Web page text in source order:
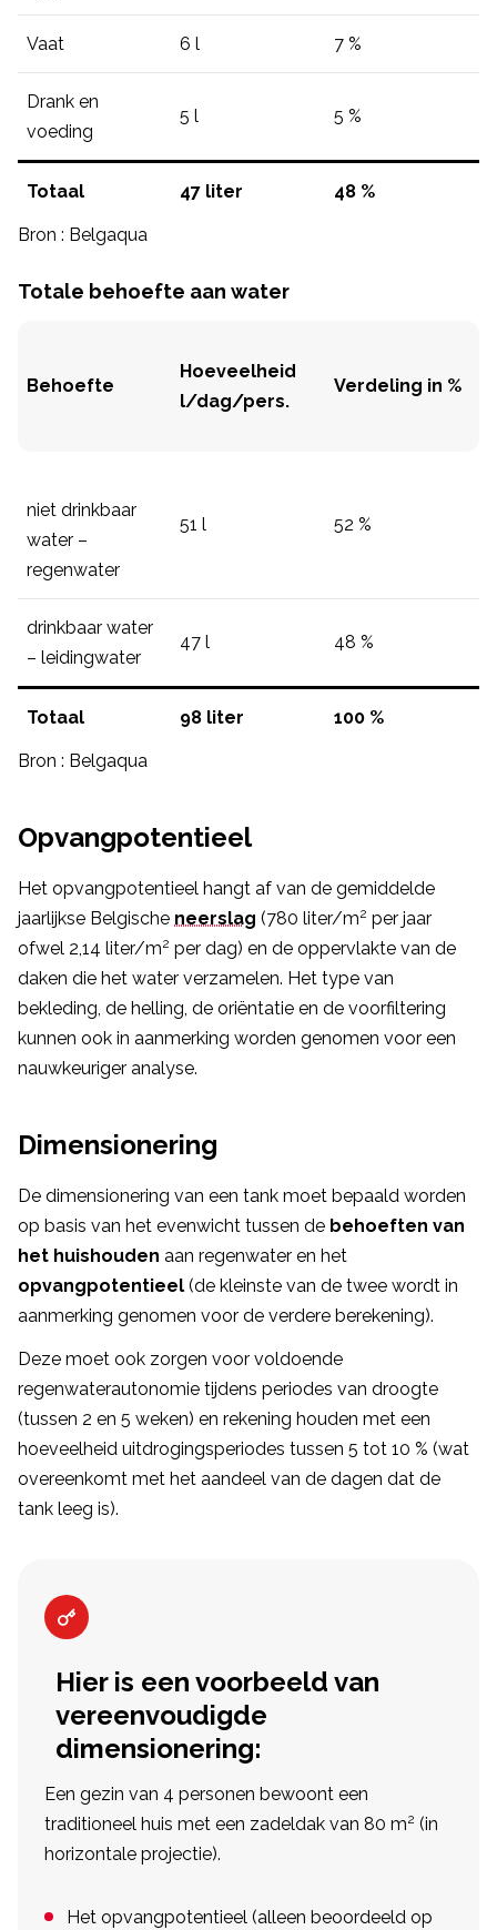
Vaat 6 l 7 %
Drank en
voeding
5 l 5 %
Totaal 47 liter 48 %
Bron : Belgaqua
Totale behoefte aan water
Behoefte
Hoeveelheid
l/dag/pers.
Verdeling in %
niet drinkbaar
water –
regenwater
51 l 52 %
drinkbaar water
– leidingwater
47 l 48 %
Totaal 98 liter 100 %
Bron : Belgaqua
Opvangpotentieel
Het opvangpotentieel hangt af van de gemiddelde
jaarlijkse Belgische neerslag (780 liter/m2 per jaar
ofwel 2,14 liter/m2 per dag) en de oppervlakte van de
daken die het water verzamelen. Het type van
bekleding, de helling, de oriëntatie en de voorfiltering
kunnen ook in aanmerking worden genomen voor een
nauwkeuriger analyse.
Dimensionering
De dimensionering van een tank moet bepaald worden
op basis van het evenwicht tussen de behoeften van
het huishouden aan regenwater en het
opvangpotentieel (de kleinste van de twee wordt in
aanmerking genomen voor de verdere berekening).
Deze moet ook zorgen voor voldoende
regenwaterautonomie tijdens periodes van droogte
(tussen 2 en 5 weken) en rekening houden met een
hoeveelheid uitdrogingsperiodes tussen 5 tot 10 % (wat
overeenkomt met het aandeel van de dagen dat de
tank leeg is).
Hier is een voorbeeld van
vereenvoudigde
dimensionering:
Een gezin van 4 personen bewoont een
traditioneel huis met een zadeldak van 80 m2 (in
horizontale projectie).
Het opvangpotentieel (alleen beoordeeld op